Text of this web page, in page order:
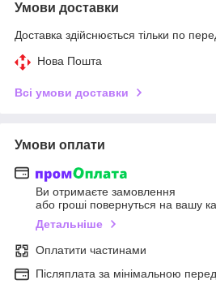
Умови доставки
Доставка здійснюється тільки по
Нова Пошта
Всі умови доставки
Умови оплати
Ви отримаєте замовлення
або гроші повернуться на вашу
Детальніше
Оплатити частинами
Післяплата за мінімальною